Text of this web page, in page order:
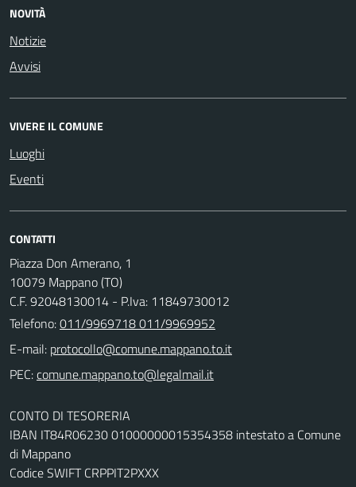
NOVITÀ
Notizie
Avvisi
VIVERE IL COMUNE
Luoghi
Eventi
CONTATTI
Piazza Don Amerano, 1
10079 Mappano (TO)
C.F. 92048130014 - P.Iva: 11849730012
Telefono:011/9969718 011/9969952
E-mail:
PEC:
CONTO DI TESORERIA
IBAN IT84R06230 01000000015354358 intestato a Comune
di Mappano
Codice SWIFT CRPPIT2PXXX